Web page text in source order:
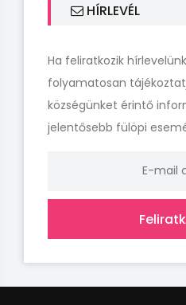
HÍRLEVÉL
Ha feliratkozik
folyamatosan
községünket érintő
jelentősebb fülöpi